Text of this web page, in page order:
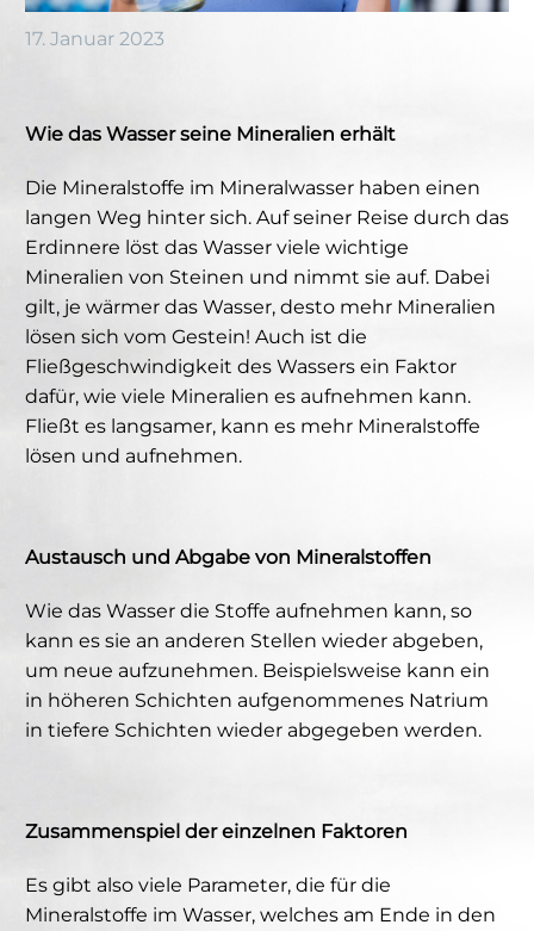
17. Januar 2023
Wie das Wasser seine Mineralien erhält
Die Mineralstoffe im Mineralwasser haben einen
langen Weg hinter sich. Auf seiner Reise durch das
Erdinnere löst das Wasser viele wichtige
Mineralien von Steinen und nimmt sie auf. Dabei
gilt, je wärmer das Wasser, desto mehr Mineralien
lösen sich vom Gestein! Auch ist die
Fließgeschwindigkeit des Wassers ein Faktor
dafür, wie viele Mineralien es aufnehmen kann.
Fließt es langsamer, kann es mehr Mineralstoffe
lösen und aufnehmen.
Austausch und Abgabe von Mineralstoffen
Wie das Wasser die Stoffe aufnehmen kann, so
kann es sie an anderen Stellen wieder abgeben,
um neue aufzunehmen. Beispielsweise kann ein
in höheren Schichten aufgenommenes Natrium
in tiefere Schichten wieder abgegeben werden.
Zusammenspiel der einzelnen Faktoren
Es gibt also viele Parameter, die für die
Mineralstoffe im Wasser, welches am Ende in den